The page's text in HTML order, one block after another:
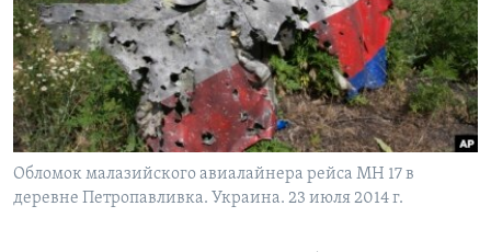
Learning English
СОЦИАЛЬНЫЕ СЕТИ
Языки
Обломок малазийского авиалайнера рейса МН 17 в
деревне Петропавливка. Украина. 23 июля 2014 г.